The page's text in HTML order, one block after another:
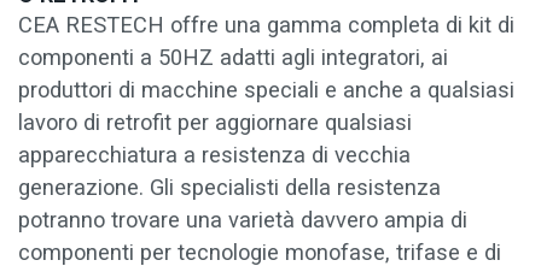
CEA RESTECH offre una gamma completa di kit di
componenti a 50HZ adatti agli integratori, ai
produttori di macchine speciali e anche a qualsiasi
lavoro di retrofit per aggiornare qualsiasi
apparecchiatura a resistenza di vecchia
generazione. Gli specialisti della resistenza
potranno trovare una varietà davvero ampia di
componenti per tecnologie monofase, trifase e di